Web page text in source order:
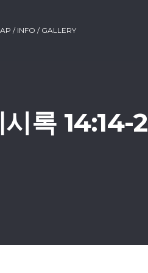
/ INFO / GALLERY
록 14:14-2